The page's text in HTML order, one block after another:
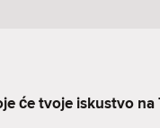
će tvoje iskustvo